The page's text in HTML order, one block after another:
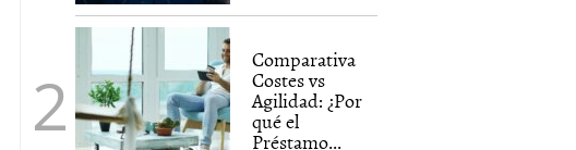
Comparativa
Costes vs
Agilidad: ¿Por
qué el
Préstamo...